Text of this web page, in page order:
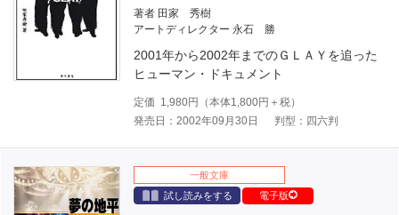
著者 田家 秀樹
アートディレクター 永石 勝
2001年から2002年までのＧＬＡＹを追った
ヒューマン・ドキュメント
定価 1,980円（本体1,800円＋税）
発売日：2002年09月30日
判型：四六判
一般文庫
試し読みをする
電子版